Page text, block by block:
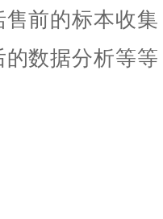
前的标本收
数据分析等